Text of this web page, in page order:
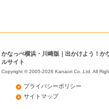
かなっぺ横浜・川崎版｜出かけよう！か
ルサイト
Copyright © 2005-2026 Kanaori Co.,Ltd. All
プライバシーポリシー
サイトマップ